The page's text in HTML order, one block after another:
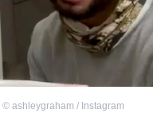
© ashleygraham / Instagram